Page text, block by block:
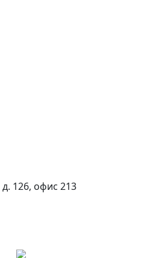
126, офис 213